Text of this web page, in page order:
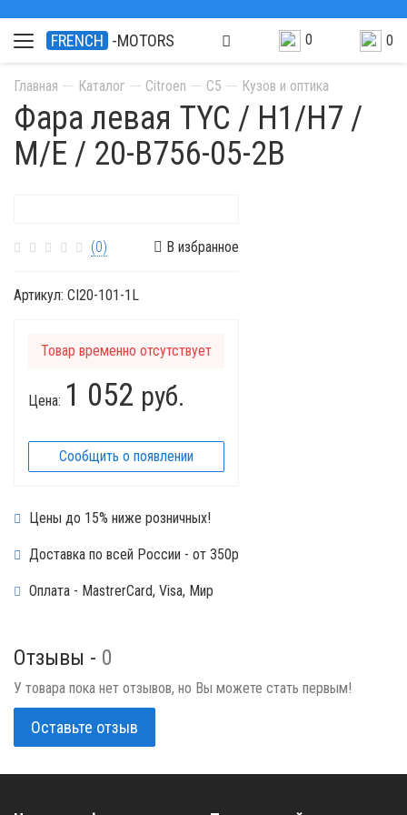
FRENCH -MOTORS 0 0
Главная Каталог Citroen C5 Кузов и оптика
Фара левая TYC / H1/H7 /
M/E / 20-B756-05-2B
(0) В избранное
Артикул: CI20-101-1L
Товар временно отсутствует
Цена: 1 052 руб.
Сообщить о появлении
Цены до 15% ниже розничных!
Доставка по всей России - от 350р
Оплата - MastrerCard, Visa, Мир
Отзывы - 0
У товара пока нет отзывов, но Вы можете стать первым!
Оставьте отзыв